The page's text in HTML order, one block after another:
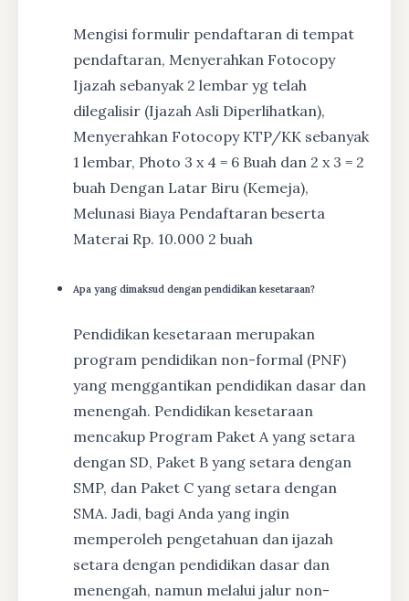
Mengisi formulir pendaftaran di tempat
pendaftaran, Menyerahkan Fotocopy
Ijazah sebanyak 2 lembar yg telah
dilegalisir (Ijazah Asli Diperlihatkan),
Menyerahkan Fotocopy KTP/KK sebanyak
1 lembar, Photo 3 x 4 = 6 Buah dan 2 x 3 = 2
buah Dengan Latar Biru (Kemeja),
Melunasi Biaya Pendaftaran beserta
Materai Rp. 10.000 2 buah
Apa yang dimaksud dengan pendidikan kesetaraan?
Pendidikan kesetaraan merupakan
program pendidikan non-formal (PNF)
yang menggantikan pendidikan dasar dan
menengah. Pendidikan kesetaraan
mencakup Program Paket A yang setara
dengan SD, Paket B yang setara dengan
SMP, dan Paket C yang setara dengan
SMA. Jadi, bagi Anda yang ingin
memperoleh pengetahuan dan ijazah
setara dengan pendidikan dasar dan
menengah, namun melalui jalur non-